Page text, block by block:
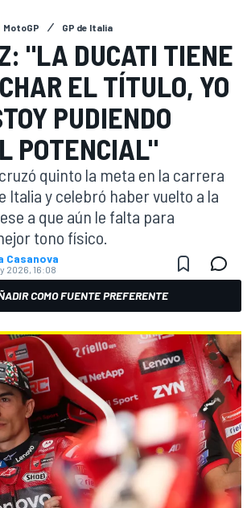
MotoGP GP de Italia
"LA DUCATI TIENE
EL TÍTULO, YO
PUDIENDO
POTENCIAL"
quinto la meta en la carrera
Italia y celebró haber vuelto a la
a que aún le falta para
tono físico.
Casanova
2026, 16:08
COMO FUENTE PREFERENTE